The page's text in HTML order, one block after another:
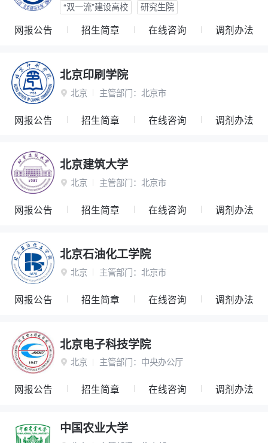
“双一流”建设高校
研究生院
网报公告 招生简章 在线咨询 调剂办法
北京印刷学院
 北京 主管部门： 北京市
网报公告 招生简章 在线咨询 调剂办法
北京建筑大学
 北京 主管部门： 北京市
网报公告 招生简章 在线咨询 调剂办法
北京石油化工学院
 北京 主管部门： 北京市
网报公告 招生简章 在线咨询 调剂办法
北京电子科技学院
 北京 主管部门： 中央办公厅
网报公告 招生简章 在线咨询 调剂办法
中国农业大学